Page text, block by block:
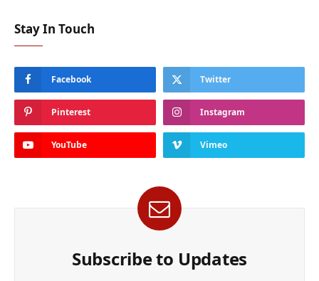
Stay In Touch
Facebook Twitter
Pinterest Instagram
YouTube Vimeo
Subscribe to Updates